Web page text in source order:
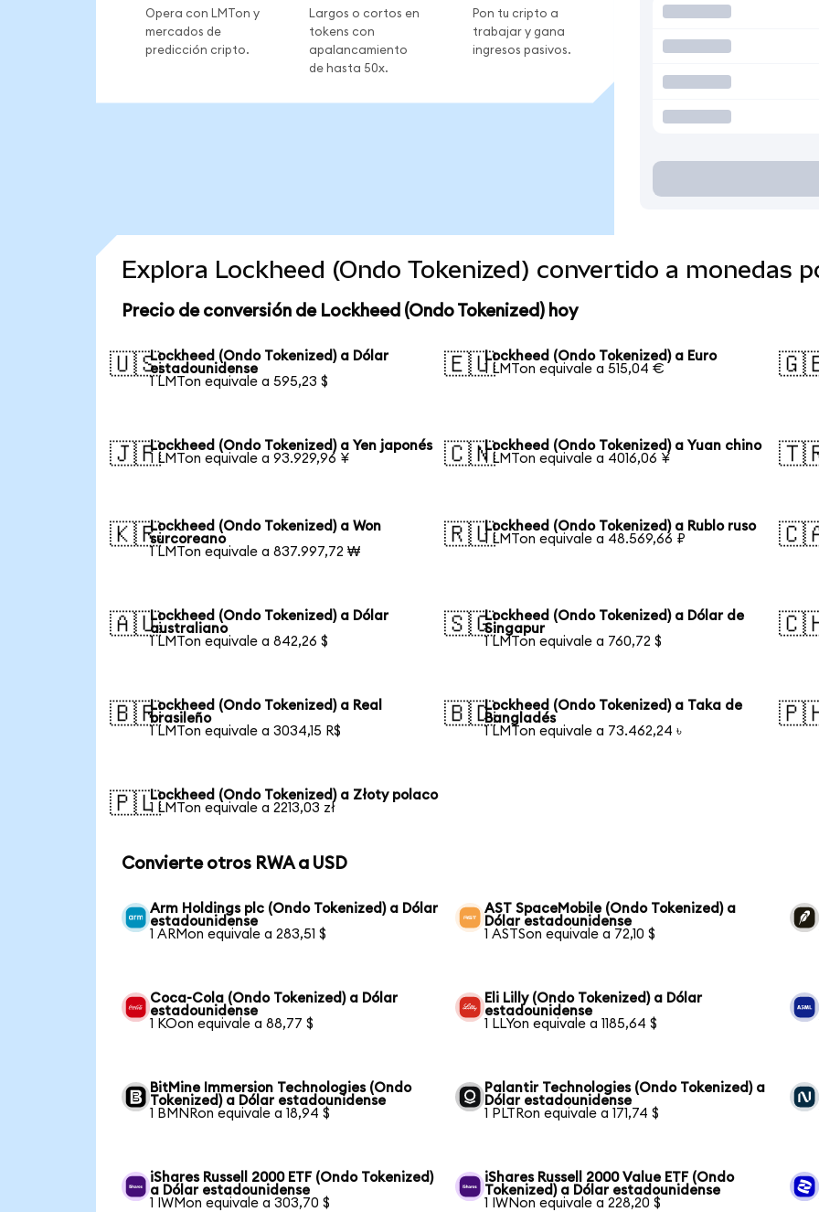
Opera con LMTon y
mercados de
predicción cripto.
Largos o cortos en
tokens con
apalancamiento
de hasta 50x.
Pon tu cripto a
trabajar y gana
ingresos pasivos.
Explora Lockheed (Ondo Tokenized) convertido a monedas
Precio de conversión de Lockheed (Ondo Tokenized) hoy
🇺🇸Lockheed (Ondo Tokenized) a Dólar
estadounidense
1 LMTon equivale a 595,23 $
🇪🇺Lockheed (Ondo Tokenized) a Euro
1 LMTon equivale a 515,04 €
🇯🇵Lockheed (Ondo Tokenized) a Yen japonés
1 LMTon equivale a 93.929,96 ¥
🇨🇳Lockheed (Ondo Tokenized) a Yuan chino
1 LMTon equivale a 4016,06 ¥
🇰🇷Lockheed (Ondo Tokenized) a Won
surcoreano
1 LMTon equivale a 837.997,72 ₩
🇷🇺Lockheed (Ondo Tokenized) a Rublo ruso
1 LMTon equivale a 48.569,66 ₽
🇦🇺Lockheed (Ondo Tokenized) a Dólar
australiano
1 LMTon equivale a 842,26 $
🇸🇬Lockheed (Ondo Tokenized) a Dólar de
Singapur
1 LMTon equivale a 760,72 $
🇧🇷Lockheed (Ondo Tokenized) a Real
brasileño
1 LMTon equivale a 3034,15 R$
🇧🇩Lockheed (Ondo Tokenized) a Taka de
Bangladés
1 LMTon equivale a 73.462,24 ৳
🇵🇱Lockheed (Ondo Tokenized) a Złoty polaco
1 LMTon equivale a 2213,03 zł
Convierte otros RWA a USD
Arm Holdings plc (Ondo Tokenized) a Dólar
estadounidense
1 ARMon equivale a 283,51 $
AST SpaceMobile (Ondo Tokenized) a
Dólar estadounidense
1 ASTSon equivale a 72,10 $
Coca-Cola (Ondo Tokenized) a Dólar
estadounidense
1 KOon equivale a 88,77 $
Eli Lilly (Ondo Tokenized) a Dólar
estadounidense
1 LLYon equivale a 1185,64 $
BitMine Immersion Technologies (Ondo
Tokenized) a Dólar estadounidense
1 BMNRon equivale a 18,94 $
Palantir Technologies (Ondo Tokenized) a
Dólar estadounidense
1 PLTRon equivale a 171,74 $
iShares Russell 2000 ETF (Ondo Tokenized)
a Dólar estadounidense
1 IWMon equivale a 303,70 $
iShares Russell 2000 Value ETF (Ondo
Tokenized) a Dólar estadounidense
1 IWNon equivale a 228,20 $